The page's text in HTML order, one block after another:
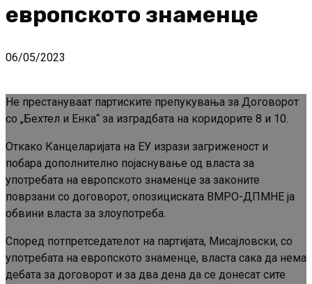
европското знаменце
06/05/2023
Не престануваат партиските препукувања за Договорот
со „Бехтел и Енка“ за изградбата на коридорите 8 и 10.
Откако Канцеларијата на ЕУ изрази загриженост и
побара дополнително појаснување од власта за
употребата на европското знаменце за законите
поврзани со договорот, опозициската ВМРО-ДПМНЕ ја
обвини власта за злоупотреба.
Според потпретседателот на партијата, Мисајловски, со
употребата на европското знаменце, власта сака да нема
дебата за договорот и за два дена да се донесат сите